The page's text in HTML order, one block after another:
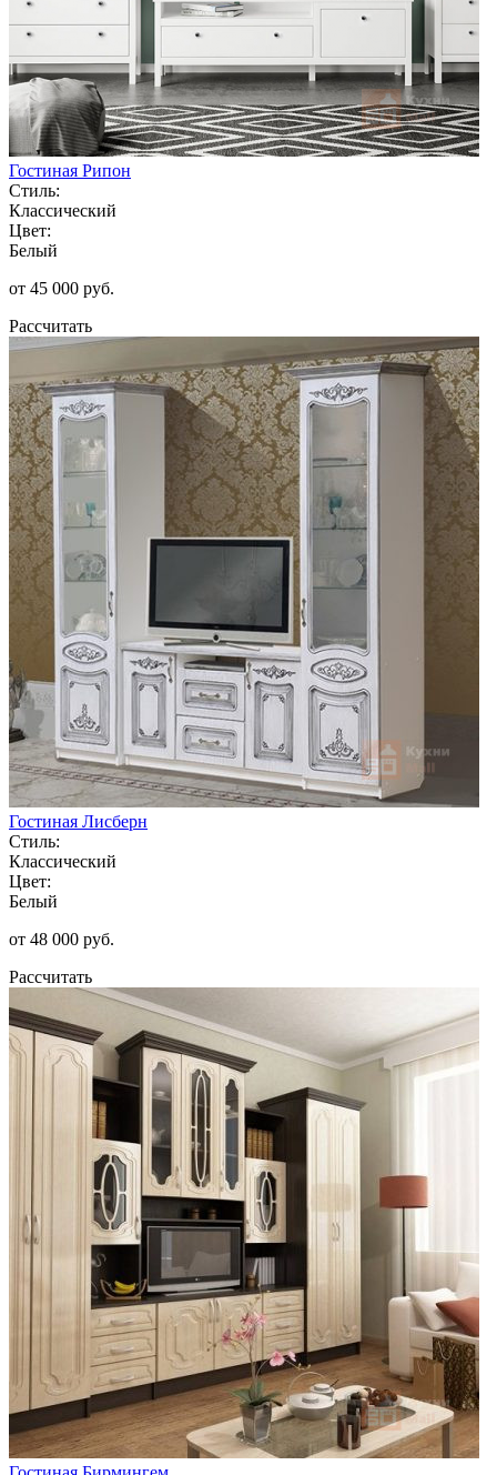
Гостиная Рипон
Стиль:
Классический
Цвет:
Белый
от 45 000 руб.
Рассчитать
Гостиная Лисберн
Стиль:
Классический
Цвет:
Белый
от 48 000 руб.
Рассчитать